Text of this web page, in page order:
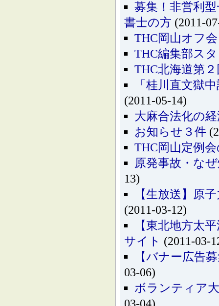
募集！非営利
書士の方 (2011-
THC岡山オフ会
THC編集部ス
THC北海道第
「桂川直文獄
(2011-05-14)
大麻合法化の
お知らせ３件
THC岡山定例
原発事故・な
13)
【生放送】原
(2011-03-12)
【東北地方太
サイト (2011-03-
【バナー広告
03-06)
ボランティア